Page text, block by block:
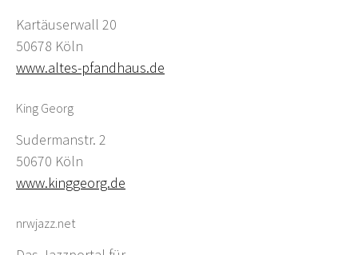
Kartäuserwall 20
50678 Köln
www.altes-pfandhaus.de
King Georg
Sudermanstr. 2
50670 Köln
www.kinggeorg.de
nrwjazz.net